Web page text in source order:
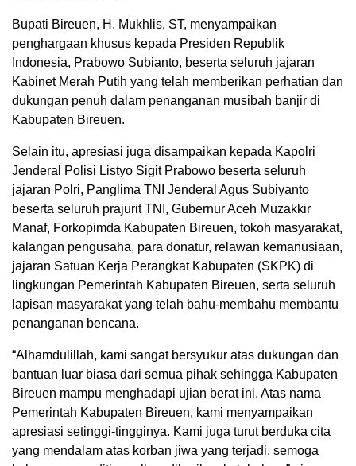
Bupati Bireuen, H. Mukhlis, ST, menyampaikan
penghargaan khusus kepada Presiden Republik
Indonesia, Prabowo Subianto, beserta seluruh jajaran
Kabinet Merah Putih yang telah memberikan perhatian dan
dukungan penuh dalam penanganan musibah banjir di
Kabupaten Bireuen.
Selain itu, apresiasi juga disampaikan kepada Kapolri
Jenderal Polisi Listyo Sigit Prabowo beserta seluruh
jajaran Polri, Panglima TNI Jenderal Agus Subiyanto
beserta seluruh prajurit TNI, Gubernur Aceh Muzakkir
Manaf, Forkopimda Kabupaten Bireuen, tokoh masyarakat,
kalangan pengusaha, para donatur, relawan kemanusiaan,
jajaran Satuan Kerja Perangkat Kabupaten (SKPK) di
lingkungan Pemerintah Kabupaten Bireuen, serta seluruh
lapisan masyarakat yang telah bahu-membahu membantu
penanganan bencana.
“Alhamdulillah, kami sangat bersyukur atas dukungan dan
bantuan luar biasa dari semua pihak sehingga Kabupaten
Bireuen mampu menghadapi ujian berat ini. Atas nama
Pemerintah Kabupaten Bireuen, kami menyampaikan
apresiasi setinggi-tingginya. Kami juga turut berduka cita
yang mendalam atas korban jiwa yang terjadi, semoga